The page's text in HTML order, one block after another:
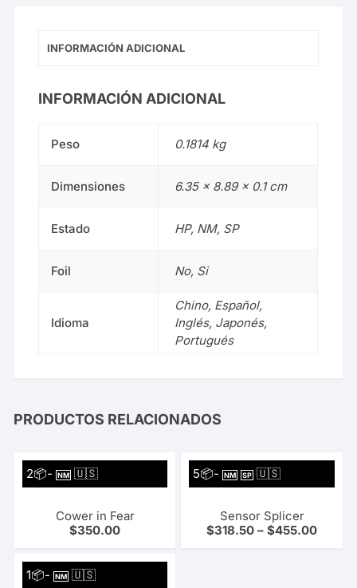
INFORMACIÓN ADICIONAL
INFORMACIÓN ADICIONAL
Peso 0.1814 kg
Dimensiones 6.35 × 8.89 × 0.1 cm
Estado HP, NM, SP
Foil No, Si
Idioma
Chino, Español,
Inglés, Japonés,
Portugués
PRODUCTOS RELACIONADOS
2📦-NM 🇺🇸
Cower in Fear
$350.00
5📦-NM SP 🇺🇸
Sensor Splicer
$318.50 –$455.00
1📦-NM 🇺🇸